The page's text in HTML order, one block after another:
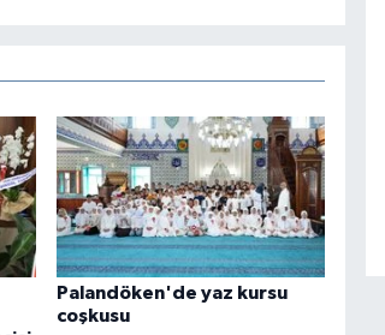
Palandöken'de yaz kursu
coşkusu